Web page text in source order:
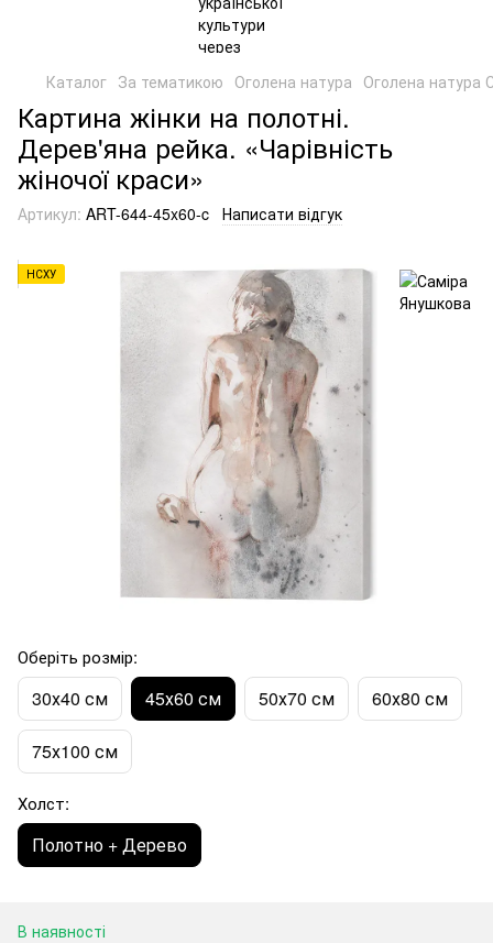
Каталог За тематикою Оголена натура Оголена натура
Картина жінки на полотні.
Дерев'яна рейка. «Чарівність
жіночої краси»
Артикул: ART-644-45x60-c Написати відгук
НСХУ
Оберіть розмір:
30х40 см 45х60 см 50х70 см 60х80 см
75х100 см
Холст:
Полотно + Дерево
В наявності